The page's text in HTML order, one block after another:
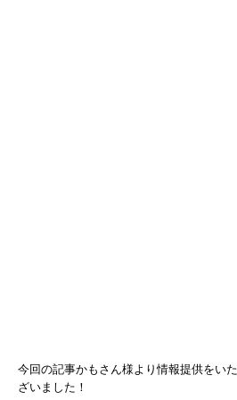
今回の記事かもさん様より情報提供をい
ざいました！